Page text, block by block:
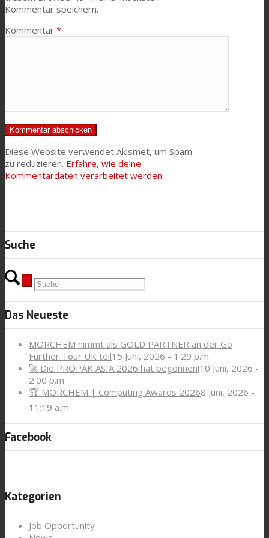
Kommentar speichern.
Kommentar *
Diese Website verwendet Akismet, um Spam
zu reduzieren. Erfahre, wie deine
Kommentardaten verarbeitet werden.
Suche
Das Neueste
MORCHEM nimmt als GOLD PARTNER an der Go
Further Tour UK teil15 Juni, 2026 - 1:29 p.m.
🚀 Die PROPAK ASIA 2026 hat begonnen!10 Juni, 2026 -
2:00 p.m.
🏆 MORCHEM | Computing Awards 20268 Juni, 2026 -
11:19 a.m.
Facebook
Kategorien
Job Opportunity